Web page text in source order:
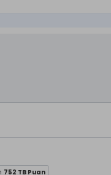
752 TB Puan